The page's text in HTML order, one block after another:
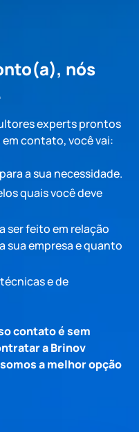
nós
experts prontos
contato, você vai:
a sua necessidade.
quais você deve
ser feito em relação
sua empresa e quanto
e de
contato é sem
a Brinov
a melhor opção